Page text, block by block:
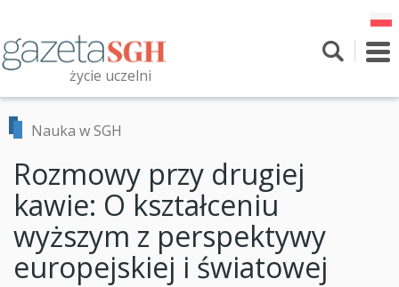
treści
życie uczelni
Przeszukaj witrynę
Nauka w SGH
Rozmowy przy drugiej
kawie: O kształceniu
wyższym z perspektywy
europejskiej i światowej